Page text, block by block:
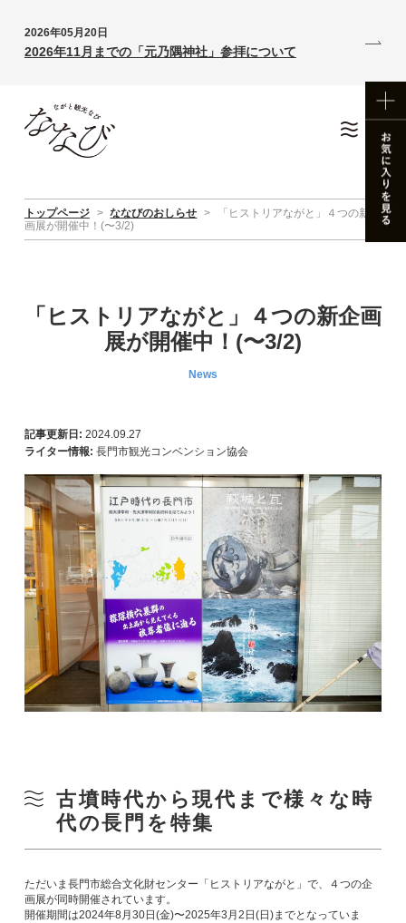
2026年05月20日
2026年11月までの「元乃隅神社」参拝について
トップページ > ななびのおしらせ >
「ヒストリアながと」４つの新企
画展が開催中！(〜3/2)
「ヒストリアながと」４つの新企画
展が開催中！(〜3/2)
News
記事更新日: 2024.09.27
ライター情報: 長門市観光コンベンション協会
古墳時代から現代まで様々な時
代の長門を特集
ただいま長門市総合文化財センター「ヒストリアながと」で、４つの企
画展が同時開催されています。
開催期間は2024年8月30日(金)〜2025年3月2日(日)までとなっていま